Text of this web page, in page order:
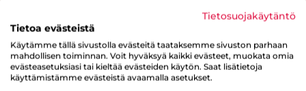
Tulosta sivu Jaa tuote
Tietosuojakäytäntö
Tietoa evästeistä
Käytämme tällä sivustolla evästeitä taataksemme sivuston parhaan
mahdollisen toiminnan. Voit hyväksyä kaikki evästeet, muokata omia
evästeasetuksiasi tai kieltää evästeiden käytön. Saat lisätietoja
käyttämistämme evästeistä avaamalla asetukset.